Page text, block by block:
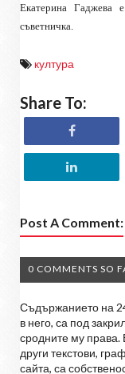
Екатерина
съветничка.
култура
Share To:
Post A Comment:
0 COMMENTS SO
Съдържанието на
в него, са под
сродните му права.
други текстови,
сайта, са